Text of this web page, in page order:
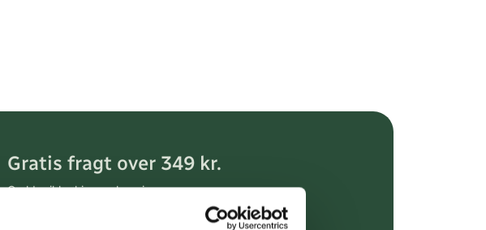
Gratis fragt over 349 kr.
Gælder ikke hjemmelevering